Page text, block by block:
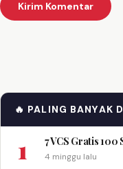
🔥 PALING BANYAK
1 7 VCS Gratis
4 minggu lalu